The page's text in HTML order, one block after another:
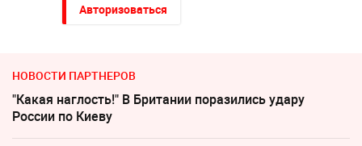
Авторизоваться
НОВОСТИ ПАРТНЕРОВ
"Какая наглость!" В Британии поразились удару
России по Киеву